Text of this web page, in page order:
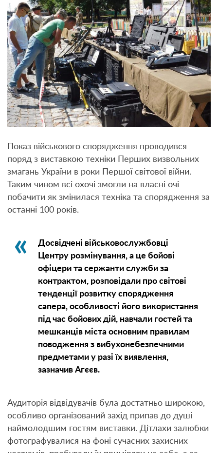
Показ військового спорядження проводився
поряд з виставкою техніки Перших визвольних
змагань України в роки Першої світової війни.
Таким чином всі охочі змогли на власні очі
побачити як змінилася техніка та спорядження за
останні 100 років.
Досвідчені військовослужбовці
Центру розмінування, а це бойові
офіцери та сержанти служби за
контрактом, розповідали про світові
тенденції розвитку спорядження
сапера, особливості його використання
під час бойових дій, навчали гостей та
мешканців міста основним правилам
поводження з вибухонебезпечними
предметами у разі їх виявлення,
зазначив Агєєв.
Аудиторія відвідувачів була достатньо широкою,
особливо організований захід припав до душі
наймолодшим гостям виставки. Дітлахи залюбки
фотографувалися на фоні сучасних захисних